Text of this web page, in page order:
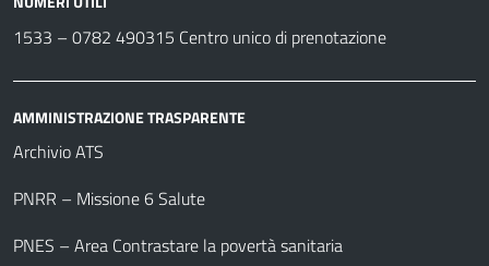
1533 – 0782 490315 Centro unico di prenotazione
AMMINISTRAZIONE TRASPARENTE
Archivio ATS
PNRR – Missione 6 Salute
PNES – Area Contrastare la povertà sanitaria